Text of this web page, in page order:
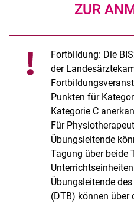
ZUR
Fortbildung: Die
der
Punkten für
Kategorie C
Für
Übungsleitende
Tagung über beide
Übungsleitende
(DTB) können über